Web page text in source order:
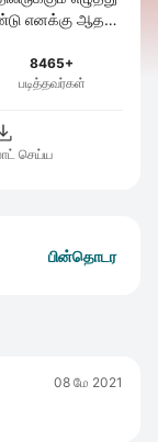
எனக்கு ஆதரவு
8465+
படித்தவர்கள்
செய்ய
பின்தொடர
08 மே 2021